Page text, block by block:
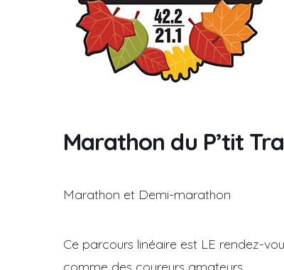
Marathon du P’tit
Marathon et Demi-marathon
Ce parcours linéaire est LE rendez-